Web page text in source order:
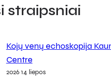
straipsniai
Kojų venų echoskopija
Centre
2026 14 liepos